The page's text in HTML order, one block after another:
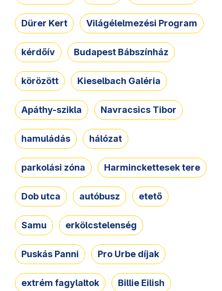
Dürer Kert Világélelmezési Program
kérdőív Budapest Bábszínház
körözött Kieselbach Galéria
Apáthy-szikla Navracsics Tibor
hamuládás hálózat
parkolási zóna Harminckettesek tere
Dob utca autóbusz etető
Samu erkölcstelenség
Puskás Panni Pro Urbe díjak
extrém fagylaltok Billie Eilish